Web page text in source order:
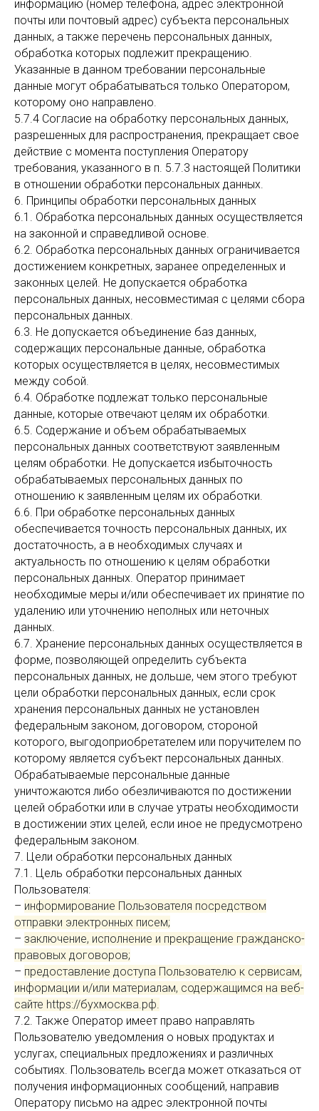
информацию (номер телефона, адрес электронной
почты или почтовый адрес) субъекта персональных
данных, а также перечень персональных данных,
обработка которых подлежит прекращению.
Указанные в данном требовании персональные
данные могут обрабатываться только Оператором,
которому оно направлено.
5.7.4 Согласие на обработку персональных данных,
разрешенных для распространения, прекращает свое
действие с момента поступления Оператору
требования, указанного в п. 5.7.3 настоящей Политики
в отношении обработки персональных данных.
6. Принципы обработки персональных данных
6.1. Обработка персональных данных осуществляется
на законной и справедливой основе.
6.2. Обработка персональных данных ограничивается
достижением конкретных, заранее определенных и
законных целей. Не допускается обработка
персональных данных, несовместимая с целями сбора
персональных данных.
6.3. Не допускается объединение баз данных,
содержащих персональные данные, обработка
которых осуществляется в целях, несовместимых
между собой.
6.4. Обработке подлежат только персональные
данные, которые отвечают целям их обработки.
6.5. Содержание и объем обрабатываемых
персональных данных соответствуют заявленным
целям обработки. Не допускается избыточность
обрабатываемых персональных данных по
отношению к заявленным целям их обработки.
6.6. При обработке персональных данных
обеспечивается точность персональных данных, их
достаточность, а в необходимых случаях и
актуальность по отношению к целям обработки
персональных данных. Оператор принимает
необходимые меры и/или обеспечивает их принятие по
удалению или уточнению неполных или неточных
данных.
6.7. Хранение персональных данных осуществляется в
форме, позволяющей определить субъекта
персональных данных, не дольше, чем этого требуют
цели обработки персональных данных, если срок
хранения персональных данных не установлен
федеральным законом, договором, стороной
которого, выгодоприобретателем или поручителем по
которому является субъект персональных данных.
Обрабатываемые персональные данные
уничтожаются либо обезличиваются по достижении
целей обработки или в случае утраты необходимости
в достижении этих целей, если иное не предусмотрено
федеральным законом.
7. Цели обработки персональных данных
7.1. Цель обработки персональных данных
Пользователя:
– информирование Пользователя посредством
отправки электронных писем;
– заключение, исполнение и прекращение гражданско-
правовых договоров;
– предоставление доступа Пользователю к сервисам,
информации и/или материалам, содержащимся на веб-
сайте https://бухмосква.рф.
7.2. Также Оператор имеет право направлять
Пользователю уведомления о новых продуктах и
услугах, специальных предложениях и различных
событиях. Пользователь всегда может отказаться от
получения информационных сообщений, направив
Оператору письмо на адрес электронной почты